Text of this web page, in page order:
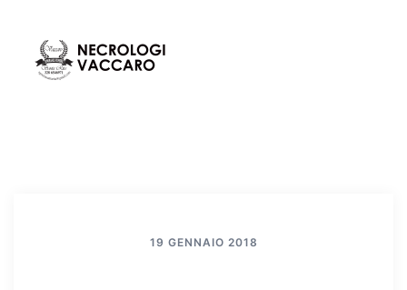
contenuto
19 GENNAIO 2018